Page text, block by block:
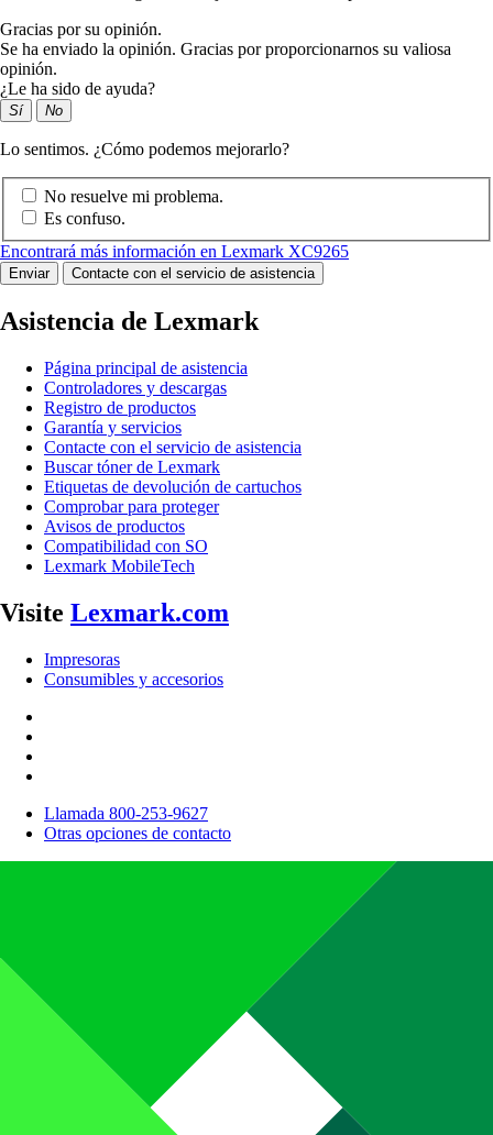
Gracias por su opinión.
Se ha enviado la opinión. Gracias por proporcionarnos su valiosa
opinión.
¿Le ha sido de ayuda?
Sí No
Lo sentimos. ¿Cómo podemos mejorarlo?
No resuelve mi problema.
Es confuso.
Encontrará más información en Lexmark XC9265
Enviar Contacte con el servicio de asistencia
Asistencia de Lexmark
Página principal de asistencia
Controladores y descargas
Registro de productos
Garantía y servicios
Contacte con el servicio de asistencia
Buscar tóner de Lexmark
Etiquetas de devolución de cartuchos
Comprobar para proteger
Avisos de productos
Compatibilidad con SO
Lexmark MobileTech
Visite Lexmark.com
Impresoras
Consumibles y accesorios
Llamada 800-253-9627
Otras opciones de contacto